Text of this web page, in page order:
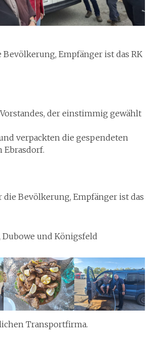
Empfänger ist das RK
der einstimmig gewählt
verpackten die gespendeten
Ebrasdorf.
Bevölkerung, Empfänger ist das
und Königsfeld
Transportfirma.